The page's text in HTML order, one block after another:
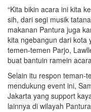
“Kita bikin acara ini kita
sih, dari segi musik
makanan Pantura juga
kita ngebangun dari kota
temen-temen Parjo,
buat bantuin ramein
Selain itu respon teman-
mendukung event ini,
Jakarta yang support
lainnya di wilayah